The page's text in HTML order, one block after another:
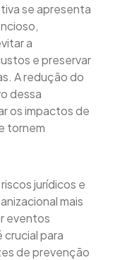
se apresenta
a
e preservar
A redução do
dessa
os impactos de
tornem
jurídicos e
mais
eventos
para
de prevenção